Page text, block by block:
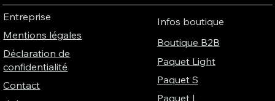
Entreprise
Mentions légales
Déclaration de
confidentialité
Contact
Infos boutique
Boutique B2B
Paquet Light
Paquet S
Paquet L